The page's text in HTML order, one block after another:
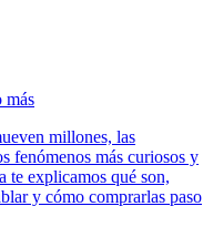
más
millones, las
fenómenos más curiosos y
te explicamos qué son,
y cómo comprarlas paso